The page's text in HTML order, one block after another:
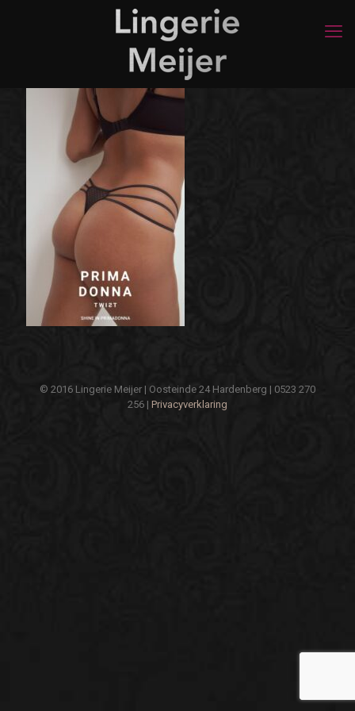
© 2016 Lingerie Meijer | Oosteinde 24 Hardenberg | 0523 270
256 | Privacyverklaring